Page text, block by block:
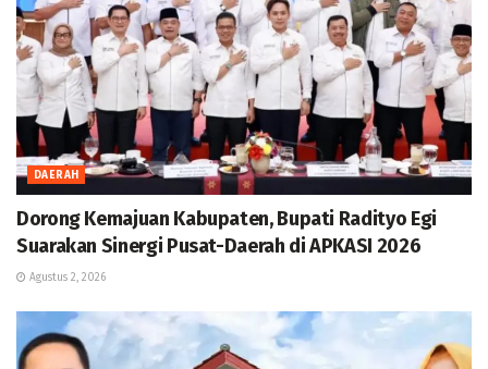
DAERAH
Dorong Kemajuan Kabupaten, Bupati Radityo Egi
Suarakan Sinergi Pusat-Daerah di APKASI 2026
Agustus 2, 2026